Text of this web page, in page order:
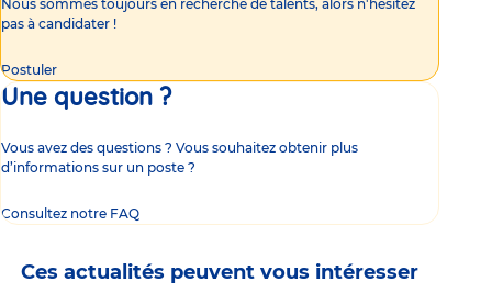
Nous sommes toujours en recherche de talents, alors n'hésitez
pas à candidater !
Postuler
Une question ?
Vous avez des questions ? Vous souhaitez obtenir plus
d’informations sur un poste ?
Consultez notre FAQ
Ces actualités peuvent vous intéresser